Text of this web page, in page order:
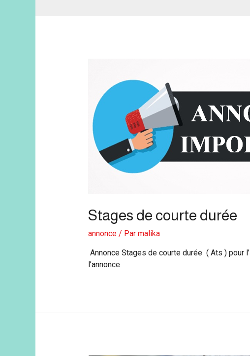
Stages de courte durée
annonce/ Par malika
Annonce Stages de courte durée ( Ats ) pour
l’annonce